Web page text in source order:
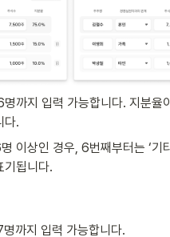
까지 입력 가능합니다. 지분율
다.
이상인 경우, 6번째부터는 ‘기
기됩니다.
까지 입력 가능합니다.